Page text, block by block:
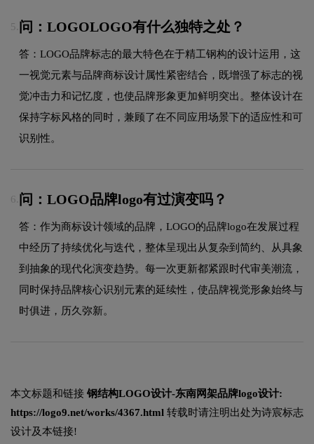
5. 问：LOGOLOGO有什么独特之处？
答：LOGO品牌标志的最大特色在于精工钢构的设计运用，这
一视觉元素与品牌商标设计属性紧密结合，既增强了标志的视
觉冲击力和记忆度，也使品牌形象更加鲜明突出。整体设计在
保持字标风格的同时，兼顾了在不同应用场景下的适应性和可
识别性。
6. 问：LOGO品牌logo有过演变吗？
答：作为商标设计领域的品牌，LOGO的品牌logo在发展过程
中经历了持续优化与迭代，整体呈现出从复杂到简约、从具象
到抽象的现代化演变趋势。每一次更新都紧跟时代审美潮流，
同时保持品牌核心识别元素的延续性，使品牌视觉形象始终与
时俱进，历久弥新。
本文标题和链接 钢结构LOGO设计-东南网架品牌logo设计:
https://logo9.net/works/4367.html 转载时请注明出处为诗宸标志
设计及本链接!